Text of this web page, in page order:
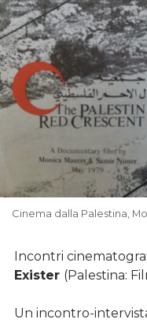
Cinema dalla Palestina,
Incontri
Exister (Palestina:
Un incontro-